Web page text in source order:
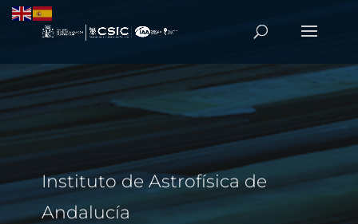
Instituto de Astrofísica de
Andalucía